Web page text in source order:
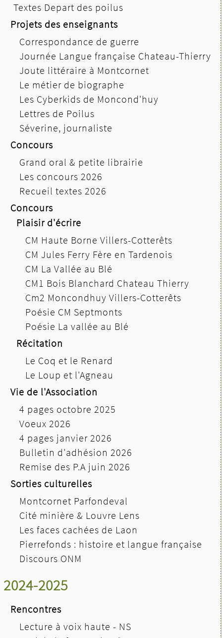
Textes Depart des poilus
Projets des enseignants
Correspondance de guerre
Journée Langue française Chateau-Thierry
Joute littéraire à Montcornet
Le métier de biographe
Les Cyberkids de Moncond'huy
Lettres de Poilus
Séverine, journaliste
Concours
Grand oral & petite librairie
Les concours 2026
Recueil textes 2026
Concours
Plaisir d'écrire
CM Haute Borne Villers-Cotterêts
CM Jules Ferry Fère en Tardenois
CM La Vallée au Blé
CM1 Bois Blanchard Chateau Thierry
Cm2 Moncondhuy Villers-Cotterêts
Poésie CM Septmonts
Poésie La vallée au Blé
Récitation
Le Coq et le Renard
Le Loup et l'Agneau
Vie de l'Association
4 pages octobre 2025
Voeux 2026
4 pages janvier 2026
Bulletin d'adhésion 2026
Remise des P.A juin 2026
Sorties culturelles
Montcornet Parfondeval
Cité minière & Louvre Lens
Les faces cachées de Laon
Pierrefonds : histoire et langue française
Discours ONM
2024-2025
Rencontres
Lecture à voix haute - NS